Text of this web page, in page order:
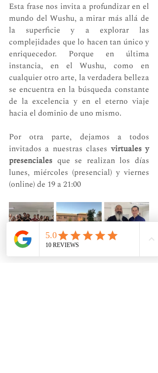
Esta frase nos invita a profundizar en el
mundo del Wushu, a mirar más allá de
la superficie y a explorar las
complejidades que lo hacen tan único y
enriquecedor. Porque en última
instancia, en el Wushu, como en
cualquier otro arte, la verdadera belleza
se encuentra en la búsqueda constante
de la excelencia y en el eterno viaje
hacia el dominio de uno mismo.
Por otra parte, dejamos a todos
invitados a nuestras clases virtuales y
presenciales que se realizan los días
lunes, miércoles (presencial) y viernes
(online) de 19 a 21:00